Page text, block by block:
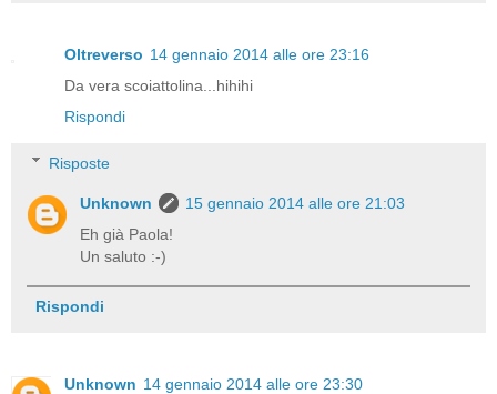
Oltreverso 14 gennaio 2014 alle ore 23:16
Da vera scoiattolina...hihihi
Rispondi
Risposte
Unknown
15 gennaio 2014 alle ore 21:03
Eh già Paola!
Un saluto :-)
Rispondi
Unknown 14 gennaio 2014 alle ore 23:30